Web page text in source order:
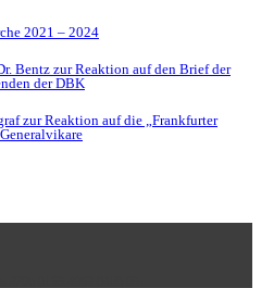
2021 – 2024
Bentz zur Reaktion auf den Brief der
der DBK
zur Reaktion auf die „Frankfurter